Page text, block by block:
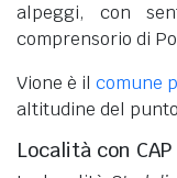
alpeggi, con
comprensorio di
Vione è ilcomune
altitudine del
Località con